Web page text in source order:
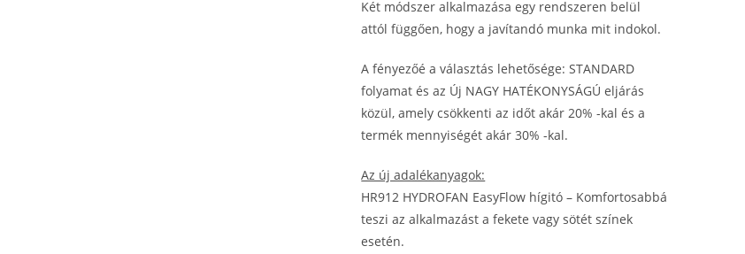
Két módszer alkalmazása egy rendszeren belül
attól függően, hogy a javítandó munka mit indokol.
A fényezőé a választás lehetősége: STANDARD
folyamat és az Új NAGY HATÉKONYSÁGÚ eljárás
közül, amely csökkenti az időt akár 20% -kal és a
termék mennyiségét akár 30% -kal.
Az új adalékanyagok:
HR912 HYDROFAN EasyFlow hígitó – Komfortosabbá
teszi az alkalmazást a fekete vagy sötét színek
esetén.